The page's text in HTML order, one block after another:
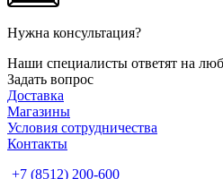
Нужна консультация?
Наши специалисты ответят на
Задать вопрос
Доставка
Магазины
Условия сотрудничества
Контакты
+7 (8512) 200-600